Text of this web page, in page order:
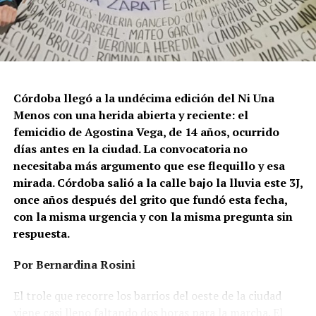
Ganar la vida: La historia de (no)
Córdoba llegó a la undécima edición del Ni Una
Menos con una herida abierta y reciente: el
femicidio de Agostina Vega, de 14 años, ocurrido
días antes en la ciudad. La convocatoria no
necesitaba más argumento que ese flequillo y esa
mirada. Córdoba salió a la calle bajo la lluvia este 3J,
once años después del grito que fundó esta fecha,
con la misma urgencia y con la misma pregunta sin
respuesta.
Por Bernardina Rosini
El trole que recorre los barrios del oeste de la ciudad